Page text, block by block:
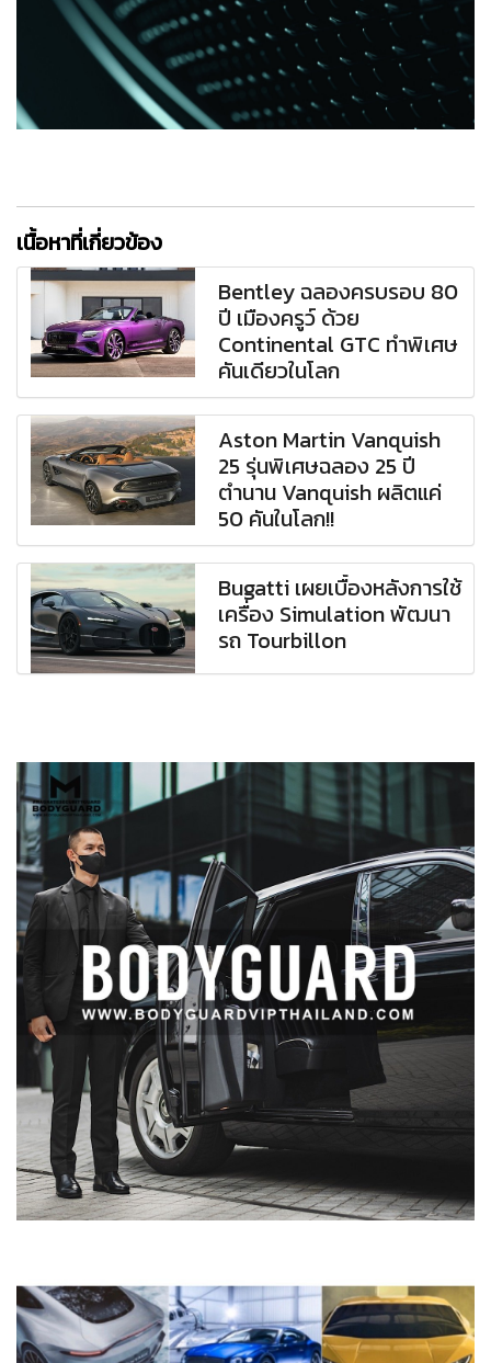
เนื้อหาที่เกี่ยวข้อง
Bentley ฉลองครบรอบ 80
ปี เมืองครูว์ ด้วย
Continental GTC ทำพิเศษ
คันเดียวในโลก
Aston Martin Vanquish
25 รุ่นพิเศษฉลอง 25 ปี
ตำนาน Vanquish ผลิตแค่
50 คันในโลก!!
Bugatti เผยเบื้องหลังการใช้
เครื่อง Simulation พัฒนา
รถ Tourbillon